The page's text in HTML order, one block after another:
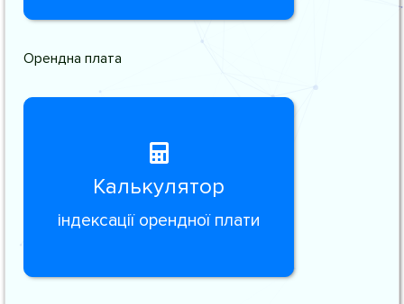
Орендна плата
Калькулятор
індексації орендної плати